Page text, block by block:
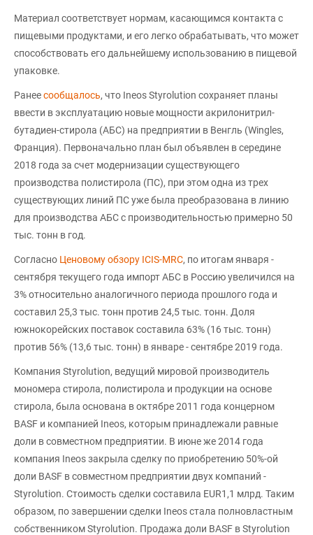
Материал соответствует нормам, касающимся контакта с
пищевыми продуктами, и его легко обрабатывать, что может
способствовать его дальнейшему использованию в пищевой
упаковке.
Ранеесообщалось, что Ineos Styrolution сохраняет планы
ввести в эксплуатацию новые мощности акрилонитрил-
бутадиен-стирола (АБС) на предприятии в Венгль (Wingles,
Франция). Первоначально план был объявлен в середине
2018 года за счет модернизации существующего
производства полистирола (ПС), при этом одна из трех
существующих линий ПС уже была преобразована в линию
для производства АБС с производительностью примерно 50
тыс. тонн в год.
Согласно Ценовому обзору ICIS-MRC, по итогам января -
сентября текущего года импорт АБС в Россию увеличился на
3% относительно аналогичного периода прошлого года и
составил 25,3 тыс. тонн против 24,5 тыс. тонн. Доля
южнокорейских поставок составила 63% (16 тыс. тонн)
против 56% (13,6 тыс. тонн) в январе - сентябре 2019 года.
Компания Styrolution, ведущий мировой производитель
мономера стирола, полистирола и продукции на основе
стирола, была основана в октябре 2011 года концерном
BASF и компанией Ineos, которым принадлежали равные
доли в совместном предприятии. В июне же 2014 года
компания Ineos закрыла сделку по приобретению 50%-ой
доли BASF в совместном предприятии двух компаний -
Styrolution. Стоимость сделки составила EUR1,1 млрд. Таким
образом, по завершении сделки Ineos стала полновластным
собственником Styrolution. Продажа доли BASF в Styrolution